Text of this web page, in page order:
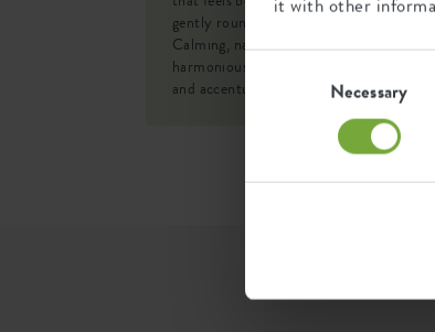
Consent
Selection
Necessary
SKU
gently rounded shape and high-quality
Calming, natural tones are intended to
harmoniously blend with the outdoor
and accentuate the natural atmosphere.